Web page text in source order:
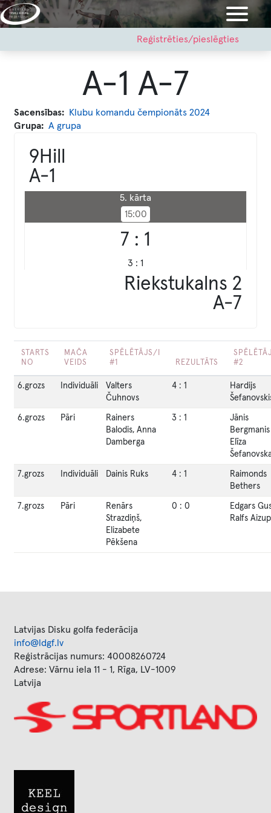
Pārlekt
uz
menu
Reģistrēties/pieslēgties
A-1 A-7
Sacensības
Klubu komandu čempionāts 2024
Grupa
A grupa
9Hill
A-1
5. kārta
15:00
7 : 1
3 : 1
Riekstukalns 2
A-7
STARTS
NO
MAČA
VEIDS
SPĒLĒTĀJS/I
#1
REZULTĀTS
#2
6.grozs Individuāli
Valters
Čuhnovs
4 :1
Hardijs
6.grozs Pāri
Rainers
Balodis, Anna
Damberga
3 :1
Jānis
Bergmanis
Elīza
7.grozs Individuāli Dainis Ruks 4 :1
Raimonds
Bethers
7.grozs Pāri
Renārs
Strazdiņš,
Elizabete
Pēkšena
0 :0
Edgars
Ralfs
Latvijas Disku golfa federācija
info@ldgf.lv
Reģistrācijas numurs: 40008260724
Adrese: Vārnu iela 11 - 1, Rīga, LV-1009
Latvija
Image